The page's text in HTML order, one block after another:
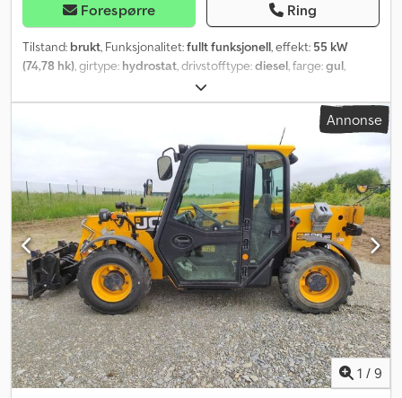
Forespørre Ring
Tilstand: brukt, Funksjonalitet:fullt funksjonell, effekt: 55 kW
(74,78 hk), girtype: hydrostat, drivstofftype:diesel, farge:gul,
6 000 mm
antall seter:1, Byggeår:2019, maskin-/kjøretøynummer:2486188,
Annonse
1 / 9